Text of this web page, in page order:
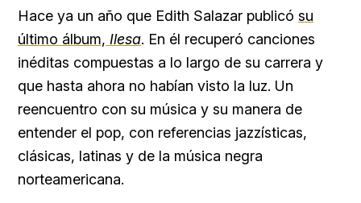
Hace ya un año que Edith Salazar publicó su
último álbum, Ilesa. En él recuperó canciones
inéditas compuestas a lo largo de su carrera y
que hasta ahora no habían visto la luz. Un
reencuentro con su música y su manera de
entender el pop, con referencias jazzísticas,
clásicas, latinas y de la música negra
norteamericana.